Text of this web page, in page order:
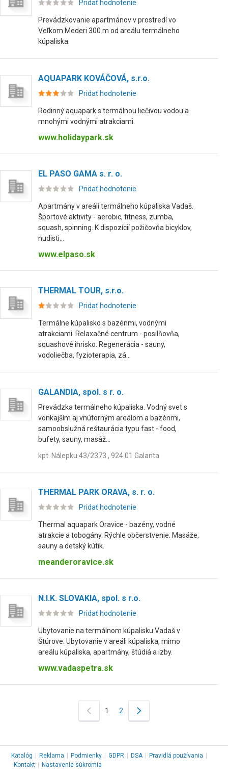
Pridať hodnotenie
Prevádzkovanie apartmánov v prostredí vo
Veľkom Mederi 300 m od areálu termálneho
kúpaliska.
AQUAPARK KOVÁČOVÁ, s.r.o.
Pridať hodnotenie
Rodinný aquapark s termálnou liečivou vodou a
mnohými vodnými atrakciami.
www.holidaypark.sk
EL PASO GAMA s. r. o.
Pridať hodnotenie
Apartmány v areáli termálneho kúpaliska Vadaš.
Športové aktivity - aerobic, fitness, zumba,
squash, spinning. K dispozícií požičovňa bicyklov,
nudisti...
www.elpaso.sk
THERMAL TOUR, s.r.o.
Pridať hodnotenie
Termálne kúpalisko s bazénmi, vodnými
atrakciami. Relaxačné centrum - posilňovňa,
squashové ihrisko. Regenerácia - sauny,
vodoliečba, fyzioterapia, zá...
GALANDIA, spol. s r. o.
Prevádzka termálneho kúpaliska. Vodný svet s
vonkajším aj vnútorným areálom a bazénmi,
samoobslužná reštaurácia typu fast - food,
bufety, sauny, masáž...
kpt. Nálepku 43/2373 , 924 01 Galanta
THERMAL PARK ORAVA, s. r. o.
Pridať hodnotenie
Thermal aquapark Oravice - bazény, vodné
atrakcie a tobogány. Rýchle občerstvenie. Masáže,
sauny a detský kútik.
meanderoravice.sk
N.I.K. SLOVAKIA, spol. s r.o.
Pridať hodnotenie
Ubytovanie na termálnom kúpalisku Vadaš v
Štúrove. Ubytovanie v areáli kúpaliska, mimo
areálu kúpaliska, apartmány, štúdiá a izby.
www.vadaspetra.sk
1 2
Katalóg Reklama Podmienky GDPR DSA Pravidlá používania
Kontakt
Nastavenie súkromia